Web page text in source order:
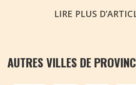
LIRE PLUS
AUTRES VILLES DE